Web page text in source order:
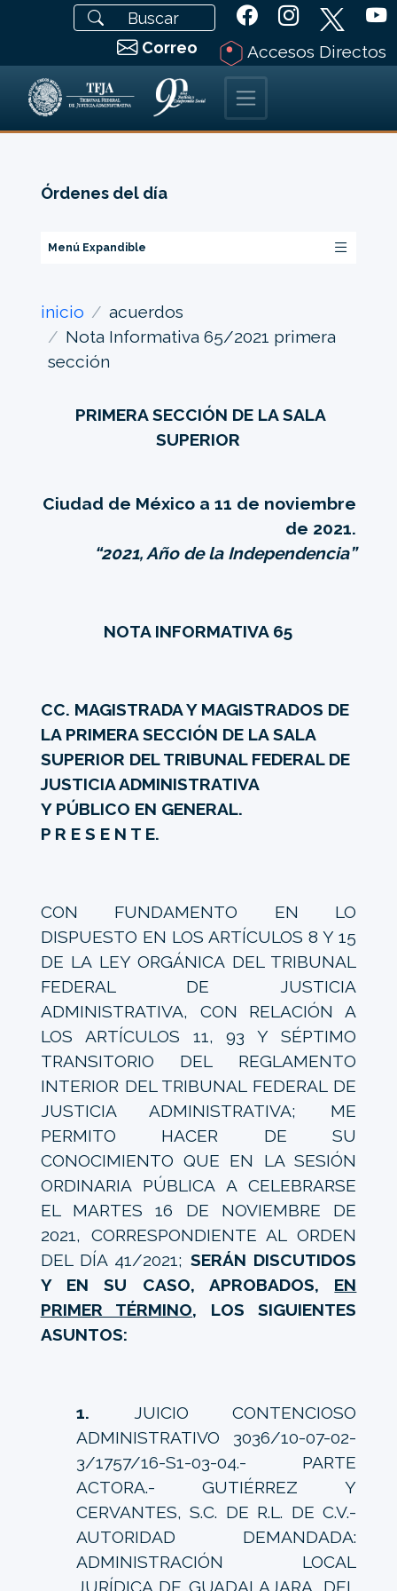
Correo Accesos Directos
Órdenes del día
Menú Expandible
inicio
acuerdos
Nota Informativa 65/2021 primera
sección
PRIMERA SECCIÓN DE LA SALA
SUPERIOR
Ciudad de México a 11 de noviembre
de 2021.
“2021, Año de la Independencia”
NOTA INFORMATIVA 65
CC. MAGISTRADA Y MAGISTRADOS DE
LA PRIMERA SECCIÓN DE LA SALA
SUPERIOR DEL TRIBUNAL FEDERAL DE
JUSTICIA ADMINISTRATIVA
Y PÚBLICO EN GENERAL.
P R E S E N T E.
CON FUNDAMENTO EN LO
DISPUESTO EN LOS ARTÍCULOS 8 Y 15
DE LA LEY ORGÁNICA DEL TRIBUNAL
FEDERAL DE JUSTICIA
ADMINISTRATIVA, CON RELACIÓN A
LOS ARTÍCULOS 11, 93 Y SÉPTIMO
TRANSITORIO DEL REGLAMENTO
INTERIOR DEL TRIBUNAL FEDERAL DE
JUSTICIA ADMINISTRATIVA; ME
PERMITO HACER DE SU
CONOCIMIENTO QUE EN LA SESIÓN
ORDINARIA PÚBLICA A CELEBRARSE
EL MARTES 16 DE NOVIEMBRE DE
2021, CORRESPONDIENTE AL ORDEN
DEL DÍA 41/2021; SERÁN DISCUTIDOS
Y EN SU CASO, APROBADOS, EN
PRIMER TÉRMINO, LOS SIGUIENTES
ASUNTOS:
1. JUICIO CONTENCIOSO
ADMINISTRATIVO 3036/10-07-02-
3/1757/16-S1-03-04.- PARTE
ACTORA.- GUTIÉRREZ Y
CERVANTES, S.C. DE R.L. DE C.V.-
AUTORIDAD DEMANDADA:
ADMINISTRACIÓN LOCAL
JURÍDICA DE GUADALAJARA, DEL